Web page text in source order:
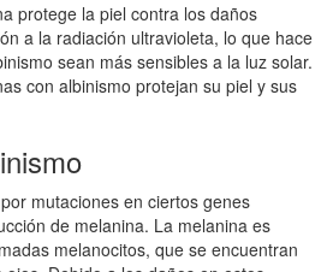
protege la piel contra los daños
a la radiación ultravioleta, lo que hace
sean más sensibles a la luz solar.
con albinismo protejan su piel y sus
mutaciones en ciertos genes
de melanina. La melanina es
melanocitos, que se encuentran